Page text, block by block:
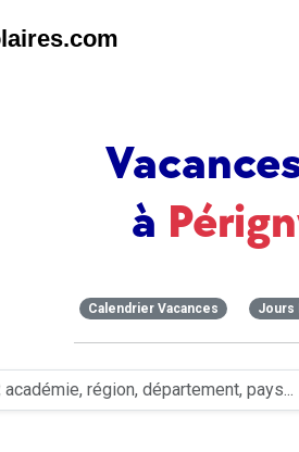
à
Calendrier Vacances Jours